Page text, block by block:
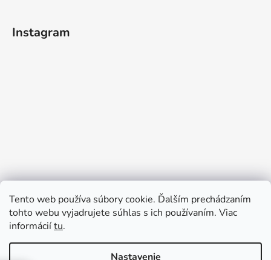
Tento web používa súbory cookie. Ďalším prechádzaním
tohto webu vyjadrujete súhlas s ich používaním. Viac
informáciítu.
Nastavenie
Instagram
Sledovať na Instagrame